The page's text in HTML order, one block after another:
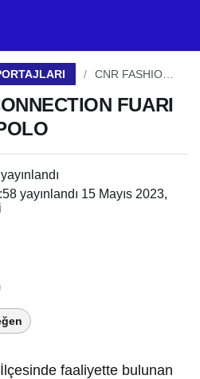
CNR FASHION
FUARI – NEW
WORLD POLO
FUARI
yayınlandı 15 Mayıs 2023,
İlçesinde faaliyette bulunan